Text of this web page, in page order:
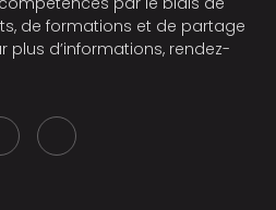
de formations et de partage
plus d’informations, rendez-